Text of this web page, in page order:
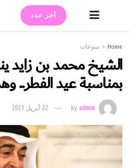
أخر عدد
Home منوعات
الشيخ محمد بن زايد
بمناسبة عيد الفطر..
byadmin 22 أبريل 2023